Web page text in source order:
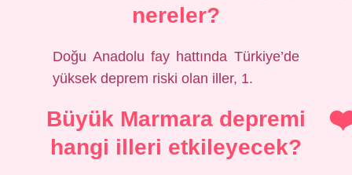
nereler?
Doğu Anadolu fay hattında Türkiye’de
yüksek deprem riski olan iller, 1.
Büyük Marmara depremi
hangi illeri etkileyecek?